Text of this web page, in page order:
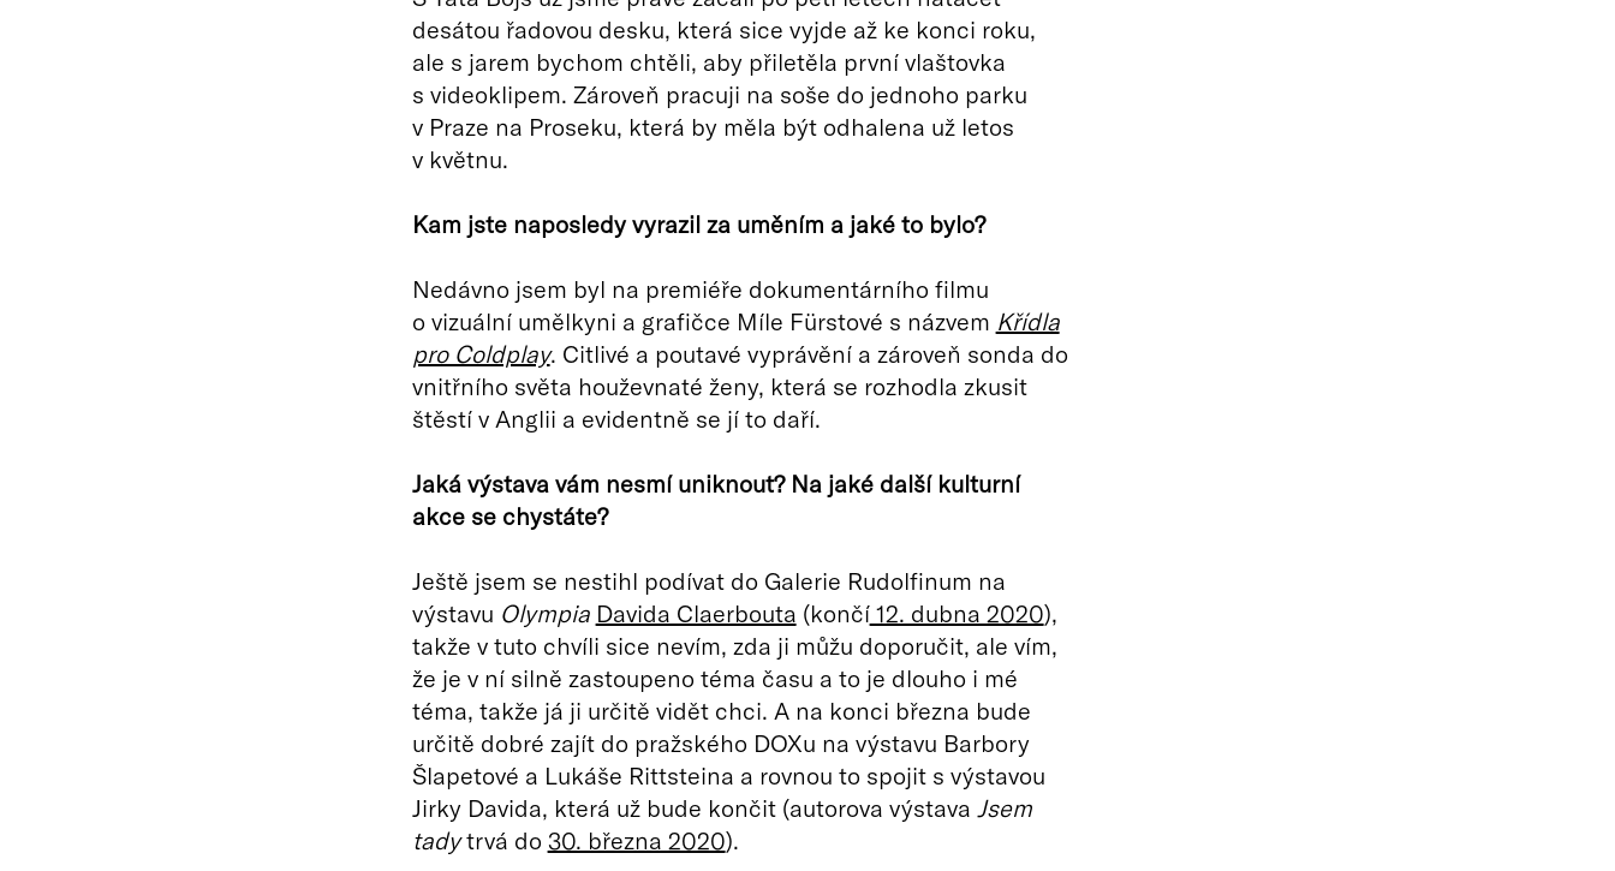
desátou řadovou desku, která sice vyjde až ke konci roku,
ale s jarem bychom chtěli, aby přiletěla první vlaštovka
s videoklipem. Zároveň pracuji na soše do jednoho parku
v Praze na Proseku, která by měla být odhalena už letos
v květnu.
Kam jste naposledy vyrazil za uměním a jaké to bylo?
Nedávno jsem byl na premiéře dokumentárního filmu
o vizuální umělkyni a grafičce Míle Fürstové s názvem Křídla
pro Coldplay. Citlivé a poutavé vyprávění a zároveň sonda do
vnitřního světa houževnaté ženy, která se rozhodla zkusit
štěstí v Anglii a evidentně se jí to daří.
Jaká výstava vám nesmí uniknout? Na jaké další kulturní
akce se chystáte?
Ještě jsem se nestihl podívat do Galerie Rudolfinum na
výstavu Olympia Davida Claerbouta (končí12. dubna 2020),
takže v tuto chvíli sice nevím, zda ji můžu doporučit, ale vím,
že je v ní silně zastoupeno téma času a to je dlouho i mé
téma, takže já ji určitě vidět chci. A na konci března bude
určitě dobré zajít do pražského DOXu na výstavu Barbory
Šlapetové a Lukáše Rittsteina a rovnou to spojit s výstavou
Jirky Davida, která už bude končit (autorova výstava Jsem
tadytrvá do 30. března 2020).